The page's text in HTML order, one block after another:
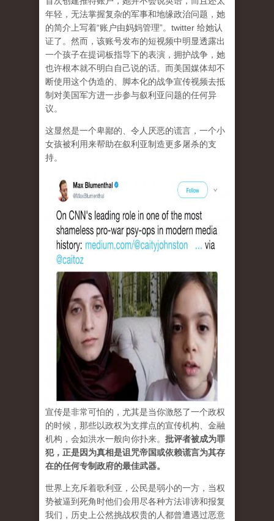
年轻，无法掌握复杂的军事和地缘政治问题，她
的简介上写着“账户由妈妈管理”。twitter 给她认
证了。然而，该账号发布的短视频中明显透露出
一个孩子在提词板指导下的表演，拥护战争，她
也许根本就不明白自己说的话。而美国媒体却不
断使用这个伪造的、脚本化的战争宣传视频去抵
制对美国军方进一步参与叙利亚问题的任何异
议。
这显然是一个卑鄙的、令人厌恶的谎言，一个小
女孩被利用来帮助在叙利亚制造更多屠杀的支
持。
宣传是非常可怕的，尤其是当你激怒了一个政权
的时候，那些以政权为支撑点的宣传机构、金融
机构，会如洪水一般向你扑来。 批评者被成为罪
犯，正是因为真相是诅咒帝国或依赖谎言为其存
在的任何专制政府的最佳武器。
世界上充斥着歌利亚，公民是弱小的一方，当权
势被逼到死角时他们会用尽各种方法诽谤和报复
我们，历史上公然挑战权贵的人都曾遭遇过恶意